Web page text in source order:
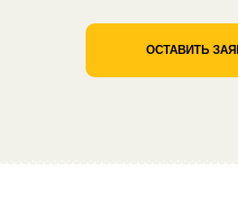
ОСТАВИТЬ